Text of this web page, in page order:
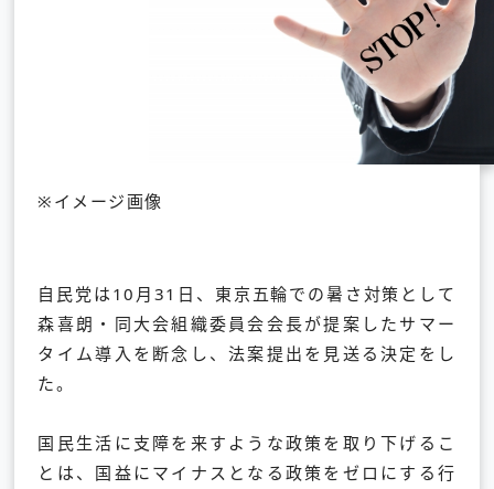
※イメージ画像
自民党は10月31日、東京五輪での暑さ対策として
森喜朗・同大会組織委員会会長が提案したサマー
タイム導入を断念し、法案提出を見送る決定をし
た。
国民生活に支障を来すような政策を取り下げるこ
とは、国益にマイナスとなる政策をゼロにする行